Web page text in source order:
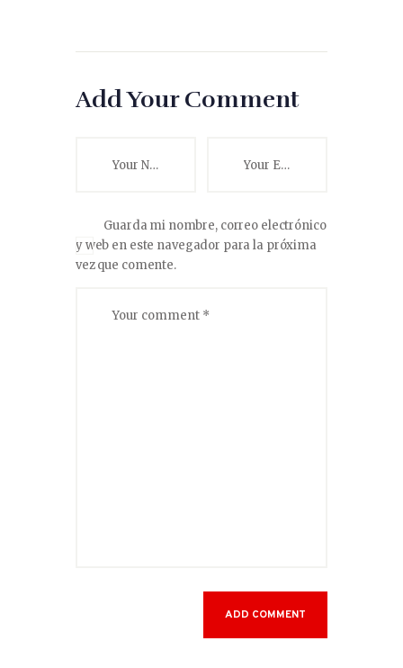
Add Your Comment
Guarda mi nombre, correo electrónico
y web en este navegador para la próxima
vez que comente.